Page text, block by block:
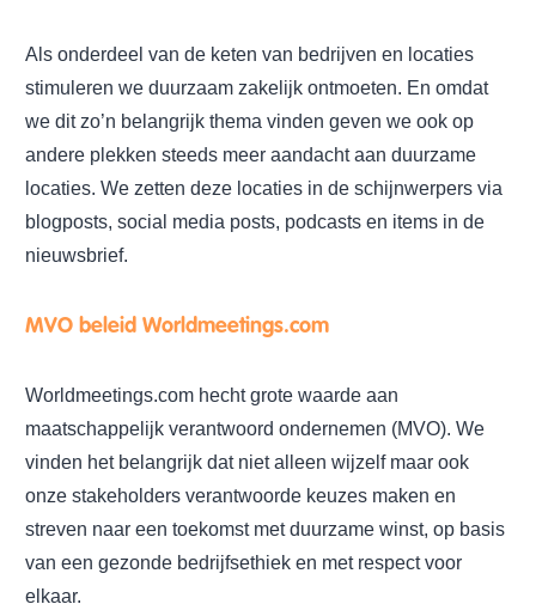
Als onderdeel van de keten van bedrijven en locaties
stimuleren we duurzaam zakelijk ontmoeten. En omdat
we dit zo’n belangrijk thema vinden geven we ook op
andere plekken steeds meer aandacht aan duurzame
locaties. We zetten deze locaties in de schijnwerpers via
blogposts, social media posts, podcasts en items in de
nieuwsbrief.
MVO beleid Worldmeetings.com
Worldmeetings.com hecht grote waarde aan
maatschappelijk verantwoord ondernemen (MVO). We
vinden het belangrijk dat niet alleen wijzelf maar ook
onze stakeholders verantwoorde keuzes maken en
streven naar een toekomst met duurzame winst, op basis
van een gezonde bedrijfsethiek en met respect voor
elkaar.